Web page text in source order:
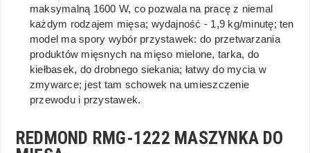
maksymalną 1600 W, co pozwala na pracę z niemal
każdym rodzajem mięsa; wydajność - 1,9 kg/minutę; ten
model ma spory wybór przystawek: do przetwarzania
produktów mięsnych na mięso mielone, tarka, do
kiełbasek, do drobnego siekania; łatwy do mycia w
zmywarce; jest tam schowek na umieszczenie
przewodu i przystawek.
REDMOND RMG-1222 MASZYNKA DO